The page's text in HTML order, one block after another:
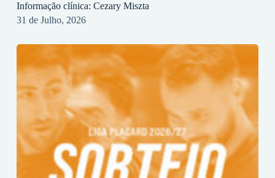
Informação clínica: Cezary Miszta
31 de Julho, 2026